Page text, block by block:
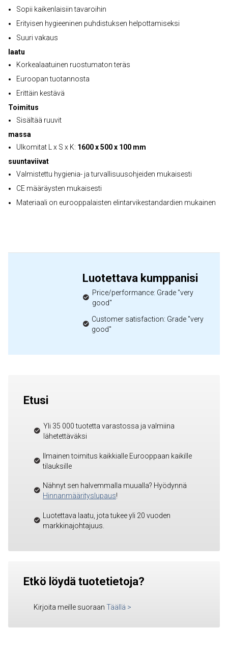
Sopii kaikenlaisiin tavaroihin
Erityisen hygieeninen puhdistuksen helpottamiseksi
Suuri vakaus
laatu
Korkealaatuinen ruostumaton teräs
Euroopan tuotannosta
Erittäin kestävä
Toimitus
Sisältää ruuvit
massa
Ulkomitat L x S x K: 1600 x 500 x 100 mm
suuntaviivat
Valmistettu hygienia- ja turvallisuusohjeiden mukaisesti
CE määräysten mukaisesti
Materiaali on eurooppalaisten elintarvikestandardien mukainen
Luotettava kumppanisi
Price/performance: Grade "very
good"
Customer satisfaction: Grade "very
good"
Etusi
Yli 35 000 tuotetta varastossa ja valmiina
lähetettäväksi
Ilmainen toimitus kaikkialle Eurooppaan kaikille
tilauksille
Nähnyt sen halvemmalla muualla? Hyödynnä
Hinnanmäärityslupaus!
Luotettava laatu, jota tukee yli 20 vuoden
markkinajohtajuus.
Etkö löydä tuotetietoja?
Kirjoita meille suoraan Täällä >